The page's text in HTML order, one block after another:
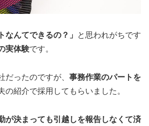
なんてできるの？」
と思われがちです
実体験です。
だったのですが、 事務作業のパートを
の紹介で採用してもらいました。
が決まっても引越しを報告しなくて済